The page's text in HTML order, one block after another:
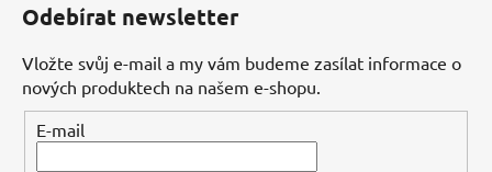
Odebírat newsletter
Vložte svůj e-mail a my vám budeme zasílat informace o
nových produktech na našem e-shopu.
E-mail